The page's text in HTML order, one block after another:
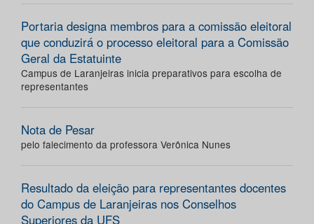
Portaria designa membros para a comissão eleitoral
que conduzirá o processo eleitoral para a Comissão
Geral da Estatuinte
Campus de Laranjeiras inicia preparativos para escolha de
representantes
Nota de Pesar
pelo falecimento da professora Verônica Nunes
Resultado da eleição para representantes docentes
do Campus de Laranjeiras nos Conselhos
Superiores da UFS